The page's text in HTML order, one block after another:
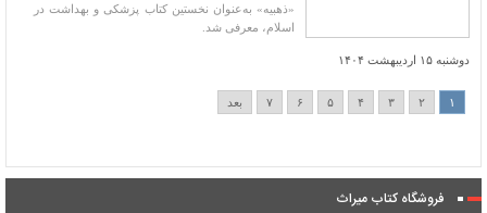
«ذهبیه» به‌عنوان نخستین کتاب پزشکی و بهداشت در
اسلام، معرفی شد.
دوشنبه ۱۵ اردیبهشت ۱۴۰۴
۱ ۲ ۳ ۴ ۵ ۶ ۷ بعد
فروشگاه کتاب میراث